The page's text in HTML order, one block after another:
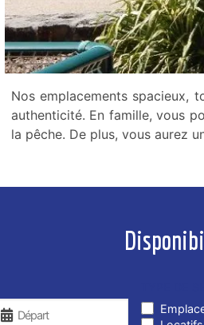
Nos emplacements spacieux,
authenticité. En famille, vous
la pêche. De plus, vous aurez